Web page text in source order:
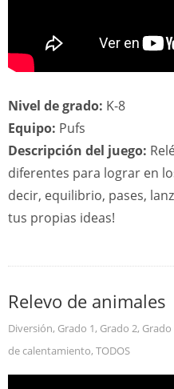
Nivel de grado: K-8
Equipo: Pufs
Descripción del juego:
diferentes para lograr en
decir, equilibrio, pases,
tus propias ideas!
Relevo de animales
Diversión, Grado 1, Grado 2, Grado
de calentamiento, TODOS